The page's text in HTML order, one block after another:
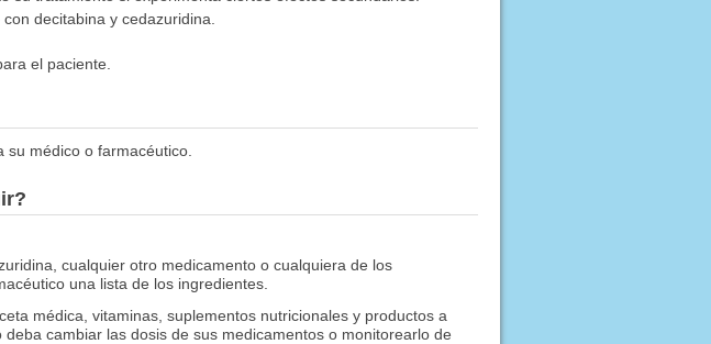
decitabina y cedazuridina.
el paciente.
médico o farmacéutico.
cualquier otro medicamento o cualquiera de los
una lista de los ingredientes.
médica, vitaminas, suplementos nutricionales y productos a
cambiar las dosis de sus medicamentos o monitorearlo de